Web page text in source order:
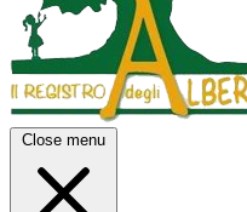
Close menu